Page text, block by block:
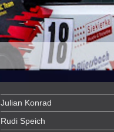
Julian Konrad
Rudi Speich